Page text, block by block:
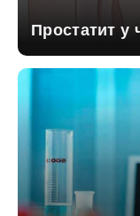
Простатит у